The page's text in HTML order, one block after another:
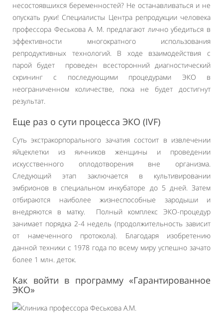
несостоявшихся беременностей? Не останавливаться и не
опускать руки! Специалисты Центра репродукции человека
профессора Феськова А. М. предлагают лично убедиться в
эффективности многократного использования
репродуктивных технологий. В ходе взаимодействия с
парой будет проведен всесторонний диагностический
скрининг с последующими процедурами ЭКО в
неограниченном количестве, пока не будет достигнут
результат.
Еще раз о сути процесса ЭКО (IVF)
Суть экстракорпорального зачатия состоит в извлечении
яйцеклетки из яичников женщины и проведении
искусственного оплодотворения вне организма.
Следующий этап заключается в культивировании
эмбрионов в специальном инкубаторе до 5 дней. Затем
отбираются наиболее жизнеспособные зародыши и
внедряются в матку. Полный комплекс ЭКО-процедур
занимает порядка 2-4 недель (продолжительность зависит
от намеченного протокола). Благодаря изобретению
данной техники с 1978 года по всему миру успешно зачато
более 1 млн. деток.
Как войти в программу «Гарантированное
ЭКО»